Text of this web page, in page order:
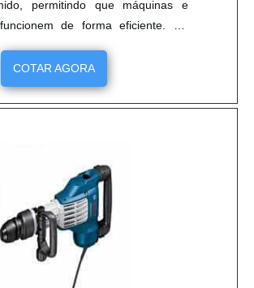
permitindo que máquinas e
de forma eficiente. Os
são fabricados com
e duráveis, garantindo que
as condições de trabalho
Além disso, eles são projetados
COTAR AGORA